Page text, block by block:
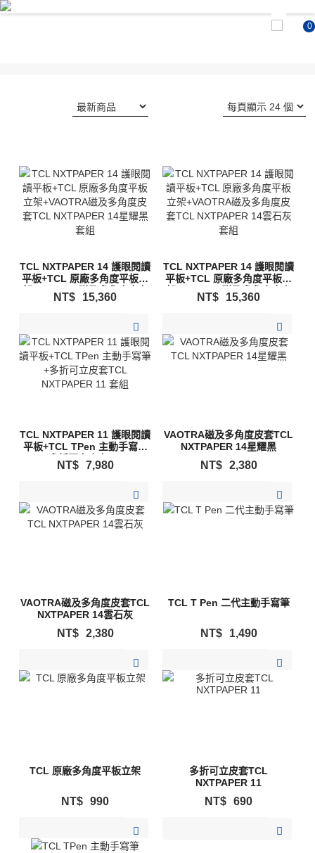
0
TCL NXTPAPER 14 護眼閱讀
平板+TCL 原廠多角度平板立
架+VAOTRA磁及多角度皮套
TCL NXTPAPER 14星耀黑 套
NT$ 15,360
TCL NXTPAPER 14 護眼閱讀
平板+TCL 原廠多角度平板立
架+VAOTRA磁及多角度皮套
TCL NXTPAPER 14雲石灰 套
NT$ 15,360
TCL NXTPAPER 11 護眼閱讀
平板+TCL TPen 主動手寫筆
+多折可立皮套TCL
NXTPAPER 11 套組
NT$ 7,980
VAOTRA磁及多角度皮套TCL
NXTPAPER 14星耀黑
NT$ 2,380
VAOTRA磁及多角度皮套TCL
NXTPAPER 14雲石灰
NT$ 2,380
TCL T Pen 二代主動手寫筆
NT$ 1,490
TCL 原廠多角度平板立架
NT$ 990
多折可立皮套TCL
NXTPAPER 11
NT$ 690